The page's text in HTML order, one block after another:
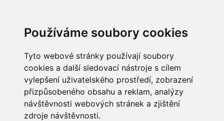
Používáme soubory cookies
Tyto webové stránky používají soubory
cookies a další sledovací nástroje s cílem
vylepšení uživatelského prostředí, zobrazení
přizpůsobeného obsahu a reklam, analýzy
návštěvnosti webových stránek a zjištění
zdroje návštěvnosti.